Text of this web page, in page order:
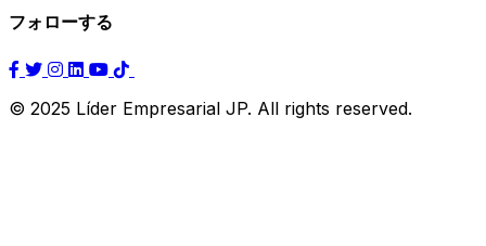
フォローする
© 2025 Líder Empresarial JP. All rights reserved.